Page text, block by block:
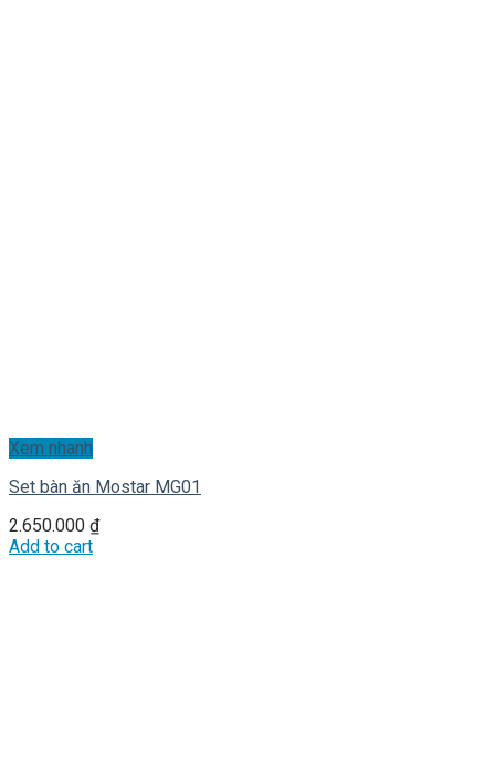
Xem nhanh
Set bàn ăn Mostar MG01
2.650.000 ₫
Add to cart